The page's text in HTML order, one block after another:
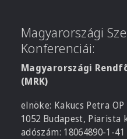
Magyarországi
Konferenciái:
Magyarországi
(MRK)
elnöke: Kakucs Petra OP
1052 Budapest, Piarista
adószám: 18064890-1-41